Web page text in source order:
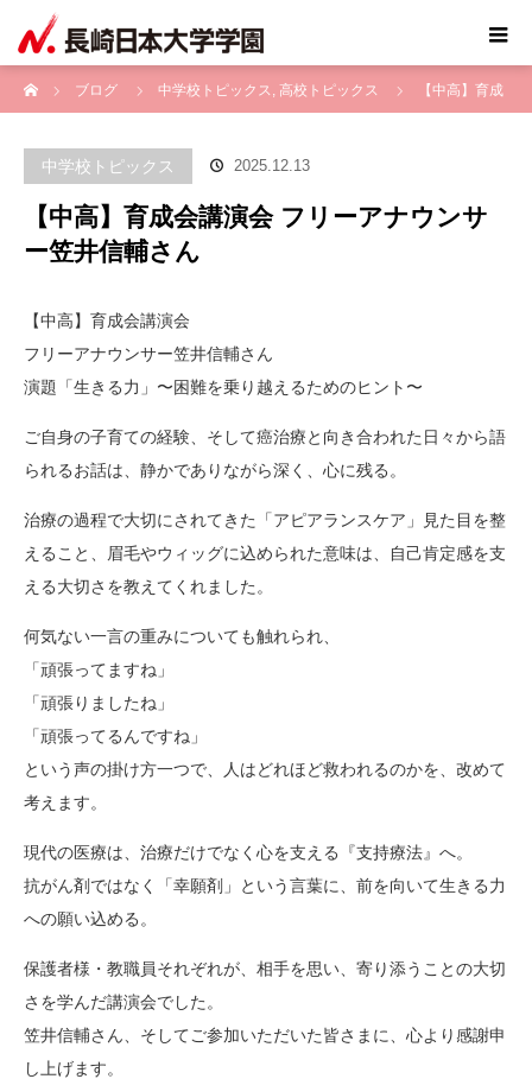
ブログ
中学校トピックス, 高校トピックス 【中高】育成
中学校トピックス 2025.12.13
【中高】育成会講演会 フリーアナウンサ
ー笠井信輔さん
【中高】育成会講演会
フリーアナウンサー笠井信輔さん
演題「生きる力」〜困難を乗り越えるためのヒント〜
ご自身の子育ての経験、そして癌治療と向き合われた日々から語
られるお話は、静かでありながら深く、心に残る。
治療の過程で大切にされてきた「アピアランスケア」見た目を整
えること、眉毛やウィッグに込められた意味は、自己肯定感を支
える大切さを教えてくれました。
何気ない一言の重みについても触れられ、
「頑張ってますね」
「頑張りましたね」
「頑張ってるんですね」
という声の掛け方一つで、人はどれほど救われるのかを、改めて
考えます。
現代の医療は、治療だけでなく心を支える『支持療法』へ。
抗がん剤ではなく「幸願剤」という言葉に、前を向いて生きる力
への願い込める。
保護者様・教職員それぞれが、相手を思い、寄り添うことの大切
さを学んだ講演会でした。
笠井信輔さん、そしてご参加いただいた皆さまに、心より感謝申
し上げます。